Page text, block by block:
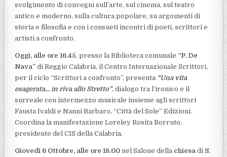
svolgimento di convegni sull’arte, sul cinema, sul teatro
antico e moderno, sulla cultura popolare, su argomenti di
storia e filosofia e con i consueti incontri di poeti, scrittori e
artisti a confronto.
Oggi, alle ore 16.45, presso la Biblioteca comunale “P. De
Nava” di Reggio Calabria, il Centro Internazionale Scrittori,
per il ciclo “Scrittori a confronto”, presenta “Una vita
esagerata… in riva allo Stretto”, dialogo tra l’ironico e il
surreale con intermezzo musicale insieme agli scrittori
Fausta Ivaldi e Nanni Barbaro, “Città del Sole” Edizioni.
Coordina la manifestazione Loreley Rosita Borruto,
presidente del CIS della Calabria.
Giovedì 6 Ottobre, alle ore 18.00 nel Salone della chiesa di S.